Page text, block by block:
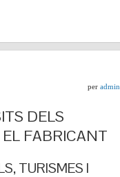
per admin
DELS
FABRICANT
TURISMES I